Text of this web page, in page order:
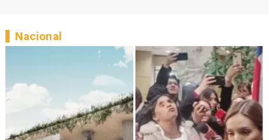
Nacional